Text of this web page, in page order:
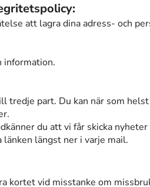
att lagra dina adress- och
information.
tredje part. Du kan när som
du att vi får skicka
längst ner i varje mail.
kortet vid misstanke om